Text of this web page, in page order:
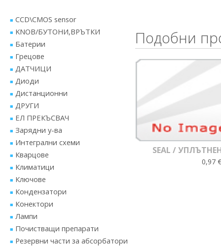
CCD\CMOS sensor
KNOB/БУТОНИ,ВРЪТКИ
Батерии
Грецове
ДАТЧИЦИ
Диоди
Дистанционни
ДРУГИ
ЕЛ ПРЕКЪСВАЧ
Зарядни у-ва
Интегрални схеми
Кварцове
Климатици
Ключове
Кондензатори
Конектори
Лампи
Почистващи препарати
Резервни части за абсорбатори
Подобни
SEAL /
0,97